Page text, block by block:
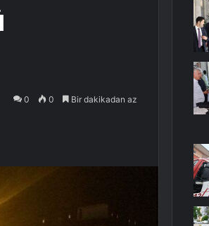
0 0 Bir dakikadan az